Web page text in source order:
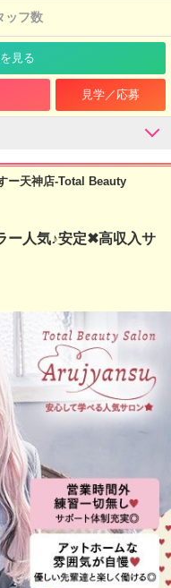
ッフ数
見る
見学／応募
ー天神店-Total Beauty
ー人気♪安定✖高収入サ